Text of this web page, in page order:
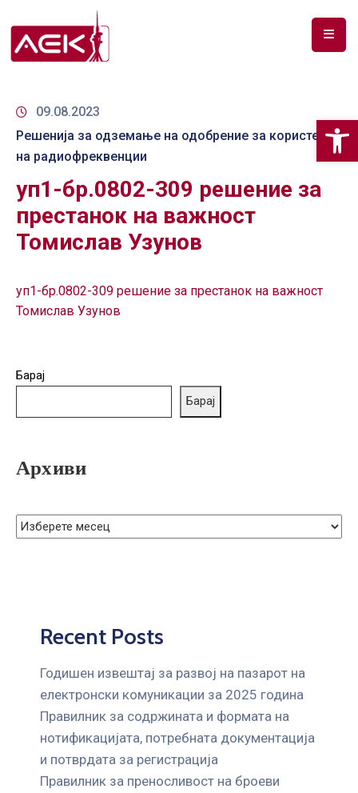
ЗА
ДОКУМЕНТИ
РФ
СПЕКТАР
ТЕЛЕКОМУНИКАЦИИ
АНАЛИЗА
НА
ЗА
09.08.2023
Решенија за одземање на одобрение за користење
на радиофреквенции
уп1-бр.0802-309 решение за
престанок на важност
Томислав Узунов
уп1-бр.0802-309 решение за престанок на важност
Томислав Узунов
Барај
Барај
Архиви
Recent Posts
Годишен извештај за развој на пазарот на
електронски комуникации за 2025 година
Правилник за содржината и формата на
нотификацијата, потребната документација
и потврдата за регистрација
Правилник за преносливост на броеви